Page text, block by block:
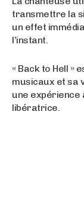
transmettre la
un effet
l’instant.
« Back to Hell »
musicaux et sa
une expérience
libératrice.